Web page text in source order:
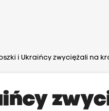
i Ukraińcy zwyciężali na